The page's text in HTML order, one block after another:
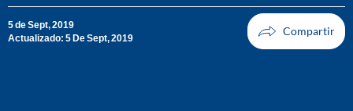
5 de Sept, 2019
Actualizado: 5 De Sept, 2019